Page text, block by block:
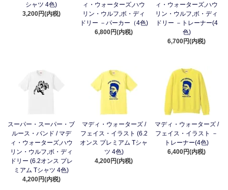
シャツ 4色)
3,200円(内税)
ィ・ウォーターズ,ハウ
リン・ウルフ,ボ・ディ
ドリー －パーカー（4色)
6,800円(内税)
ィ・ウォーターズ,ハウ
リン・ウルフ,ボ・ディ
ドリー －トレーナー(4
色)
6,700円(内税)
スーパー・スーパー・ブ
ルース・バンド / マデ
ィ・ウォーターズ,ハウ
リン・ウルフ,ボ・ディ
ドリー (6.2オンス プレ
ミアム Tシャツ 4色)
4,200円(内税)
マディ・ウォーターズ /
フェイス・イラスト (6.2
オンス プレミアム Tシャ
ツ 4色)
4,200円(内税)
マディ・ウォーターズ /
フェイス・イラスト －
トレーナー(4色)
6,400円(内税)